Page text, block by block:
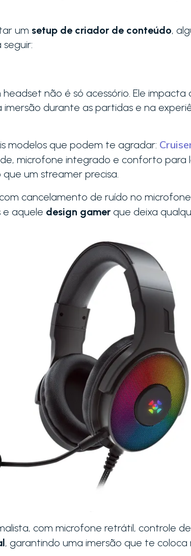
um setup de criador de conteúdo,
não é só acessório. Ele
imersão durante as partidas e na
modelos que podem te agradar:
microfone integrado e conforto para
um streamer precisa.
cancelamento de ruído no
e aquele design gamerque deixa
com microfone retrátil, controle
, garantindo uma imersão que te